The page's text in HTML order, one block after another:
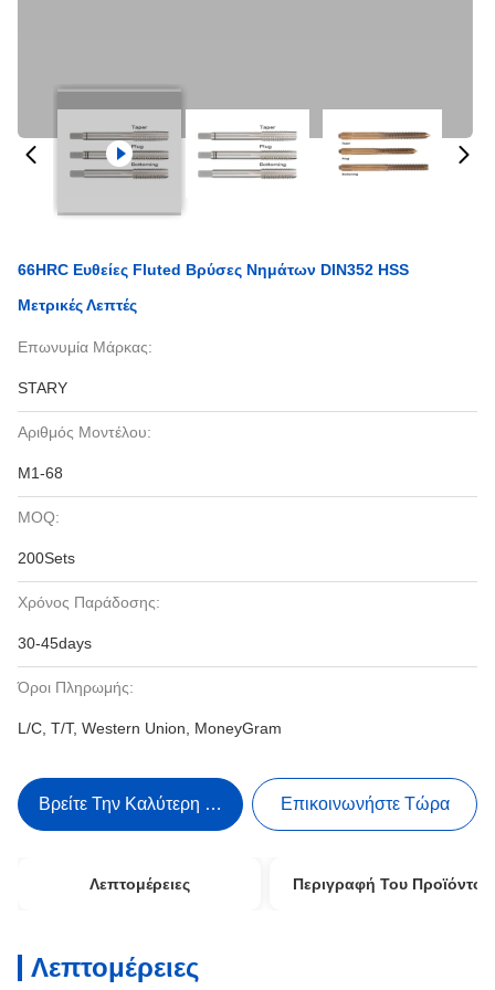
66HRC Ευθείες Fluted Βρύσες Νημάτων DIN352 HSS
Μετρικές Λεπτές
Επωνυμία Μάρκας:
STARY
Αριθμός Μοντέλου:
M1-68
MOQ:
200Sets
Χρόνος Παράδοσης:
30-45days
Όροι Πληρωμής:
L/C, T/T, Western Union, MoneyGram
Βρείτε Την Καλύτερη Τιμή Επικοινωνήστε Τώρα
Λεπτομέρειες Περιγραφή Του Προϊόντος
Λεπτομέρειες